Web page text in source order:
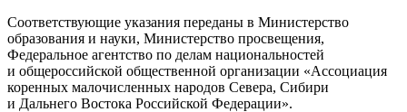
Соответствующие указания переданы в Министерство
образования и науки, Министерство просвещения,
Федеральное агентство по делам национальностей
и общероссийской общественной организации «Ассоциация
коренных малочисленных народов Севера, Сибири
и Дальнего Востока Российской Федерации».